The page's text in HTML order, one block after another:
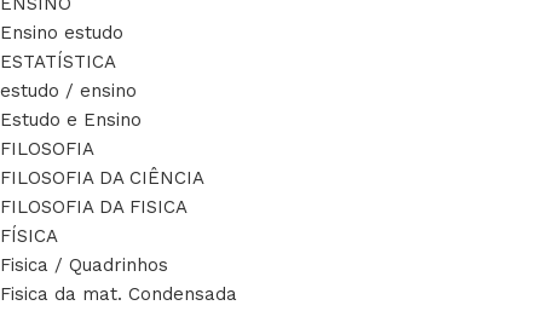
Ensino estudo
ESTATÍSTICA
estudo / ensino
Estudo e Ensino
FILOSOFIA
FILOSOFIA DA CIÊNCIA
FILOSOFIA DA FISICA
FÍSICA
Fisica / Quadrinhos
Fisica da mat. Condensada